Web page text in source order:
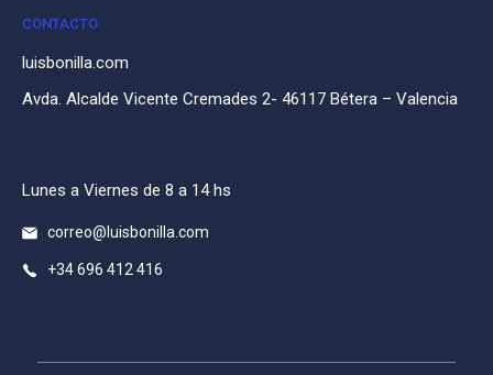
CONTACTO
luisbonilla.com
Avda. Alcalde Vicente Cremades 2- 46117 Bétera – Valencia
Lunes a Viernes de 8 a 14 hs
correo@luisbonilla.com
+34 696 412 416